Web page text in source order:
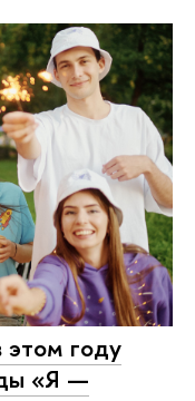
этом году
«Я —